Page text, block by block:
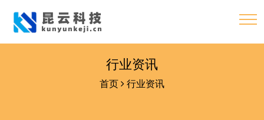
行业资讯
首页 行业资讯